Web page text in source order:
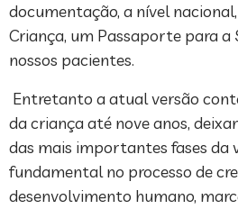
documentação, a nível
Criança, um Passaporte para a
nossos pacientes.
Entretanto a atual versão
da criança até nove anos,
das mais importantes fases da
fundamental no processo de
desenvolvimento humano,